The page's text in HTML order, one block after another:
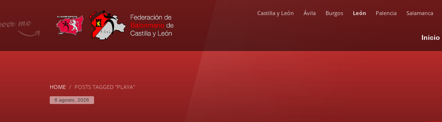
Castilla y León Ávila Burgos León Palencia Salamanca
Inicio
HOME POSTS TAGGED "PLAYA"
6 agosto, 2026